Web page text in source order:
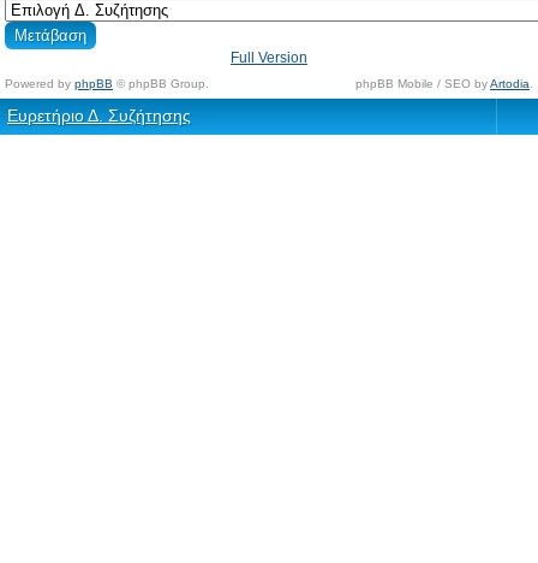
Full Version
Powered by phpBB © phpBB Group. phpBB Mobile / SEO byArtodia
Ευρετήριο Δ. Συζήτησης